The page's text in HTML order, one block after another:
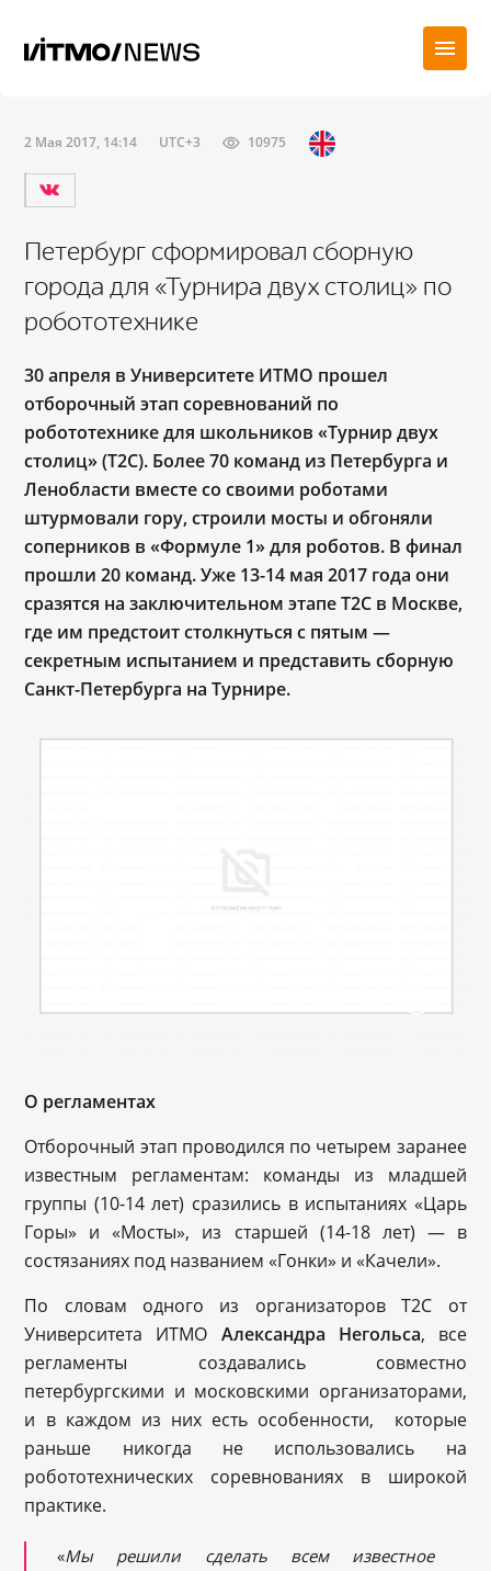
2 Мая 2017, 14:14 UTC+3 10975
Петербург сформировал сборную
города для «Турнира двух столиц» по
робототехнике
30 апреля в Университете ИТМО прошел
отборочный этап соревнований по
робототехнике для школьников «Турнир двух
столиц» (Т2С). Более 70 команд из Петербурга и
Ленобласти вместе со своими роботами
штурмовали гору, строили мосты и обгоняли
соперников в «Формуле 1» для роботов. В финал
прошли 20 команд. Уже 13-14 мая 2017 года они
сразятся на заключительном этапе Т2С в Москве,
где им предстоит столкнуться с пятым —
секретным испытанием и представить сборную
Санкт-Петербурга на Турнире.
О регламентах
Отборочный этап проводился по четырем заранее
известным регламентам: команды из младшей
группы (10-14 лет) сразились в испытаниях «Царь
Горы» и «Мосты», из старшей (14-18 лет) — в
состязаниях под названием «Гонки» и «Качели».
По словам одного из организаторов Т2С от
Университета ИТМО Александра Негольса, все
регламенты создавались совместно
петербургскими и московскими организаторами,
и в каждом из них есть особенности, которые
раньше никогда не использовались на
робототехнических соревнованиях в широкой
практике.
«Мы решили сделать всем известное